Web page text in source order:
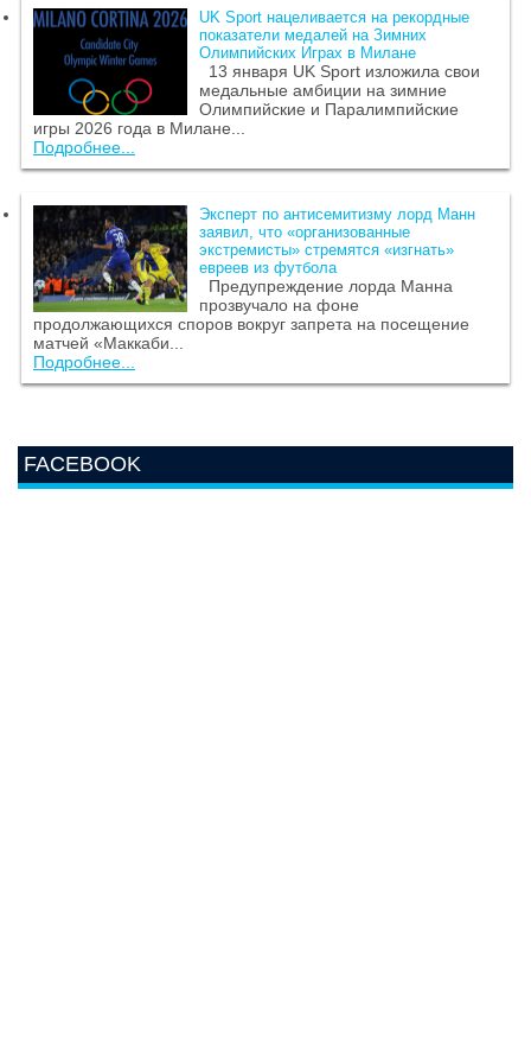
UK Sport нацеливается на рекордные
показатели медалей на Зимних
Олимпийских Играх в Милане
13 января UK Sport изложила свои
медальные амбиции на зимние
Олимпийские и Паралимпийские
игры 2026 года в Милане...
Подробнее...
Эксперт по антисемитизму лорд Манн
заявил, что «организованные
экстремисты» стремятся «изгнать»
евреев из футбола
Предупреждение лорда Манна
прозвучало на фоне
продолжающихся споров вокруг запрета на посещение
матчей «Маккаби...
Подробнее...
FACEBOOK